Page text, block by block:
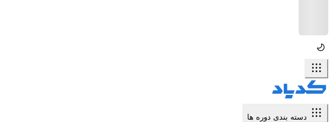
دسته بندی دوره ها